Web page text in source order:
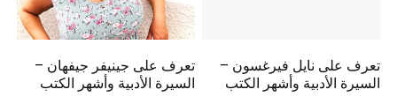
تعرف على نايل فيرغسون –
السيرة الأدبية وأشهر الكتب
تعرف على جينيفر جيفهان –
السيرة الأدبية وأشهر الكتب